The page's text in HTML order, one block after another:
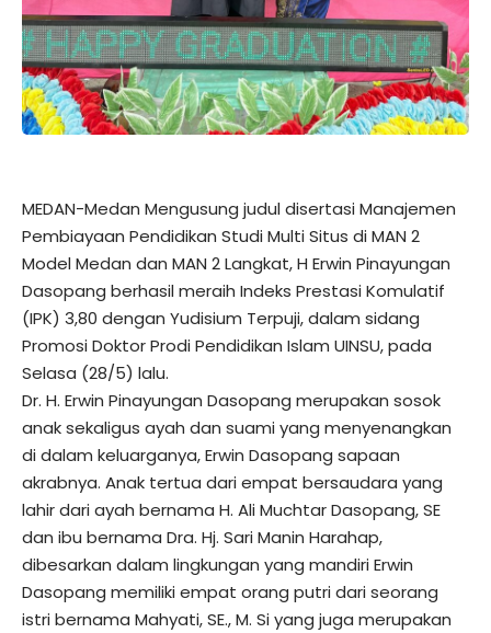
MEDAN-Medan Mengusung judul disertasi Manajemen
Pembiayaan Pendidikan Studi Multi Situs di MAN 2
Model Medan dan MAN 2 Langkat, H Erwin Pinayungan
Dasopang berhasil meraih Indeks Prestasi Komulatif
(IPK) 3,80 dengan Yudisium Terpuji, dalam sidang
Promosi Doktor Prodi Pendidikan Islam UINSU, pada
Selasa (28/5) lalu.
Dr. H. Erwin Pinayungan Dasopang merupakan sosok
anak sekaligus ayah dan suami yang menyenangkan
di dalam keluarganya, Erwin Dasopang sapaan
akrabnya. Anak tertua dari empat bersaudara yang
lahir dari ayah bernama H. Ali Muchtar Dasopang, SE
dan ibu bernama Dra. Hj. Sari Manin Harahap,
dibesarkan dalam lingkungan yang mandiri Erwin
Dasopang memiliki empat orang putri dari seorang
istri bernama Mahyati, SE., M. Si yang juga merupakan